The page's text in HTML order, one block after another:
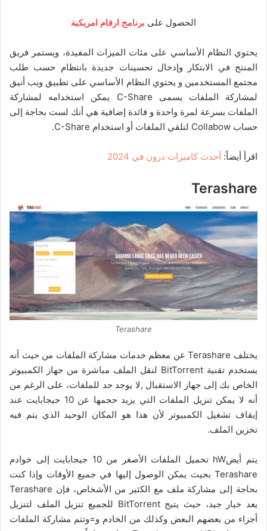
الحصول على برنامج ارقام امريكية
يحتوي النظام الأساسي على مئات الميزات المفيدة، ويستمر فريق
المنتج في الابتكار وإدخال تحسينات جديدة بانتظام حسب طلب
مجتمع المستخدمين و يحتوي النظام الأساسي على تطبيق ويب أنيق
لمشاركة الملفات يسمى C-Share يمكن استخدامه لمشاركة
الملفات بسرعة لمرة واحدة و فائدة إضافية هي أنك لست بحاجة إلى
حساب Collabow لتلقي الملفات أو استخدام C-Share.
اقرأ أيضاً: أحدث كاميرات درون في 2024
Terashare
Terashare
يختلف Terashare عن معظم خدمات مشاركة الملفات من حيث أنه
يستخدم تقنية BitTorrent لنقل الملف مباشرة من جهاز الكمبيوتر
الخاص بك إلى جهاز الاستقبال ,لا يوجد حد للملفات، على الرغم من
أنه لا يمكن تنزيل الملفات التي يزيد حجمها عن 10 جيجابايت عند
إيقاف تشغيل الكمبيوتر لأن هذا هو المكان الوحيد الذي يتم فيه
تخزين الملف.
يتم أيضhW تحميل الملفات الأصغر من 10 جيجابايت إلى خوادم
Terashare بحيث يمكن الوصول إليها في جميع الأوقات وإذا كنت
بحاجة إلى مشاركة ملف مع الكثير من الأشخاص، فإن Terashare
يعد خيار جيد، حيث يتيح BitTorrent للجميع تنزيل الملف لتنزيل
أجزاء من بعضهم البعض وكذلك من الخادم و=وتتم مشاركة الملفات